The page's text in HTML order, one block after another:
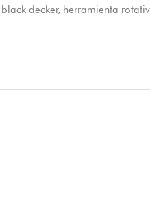
black decker, herramienta